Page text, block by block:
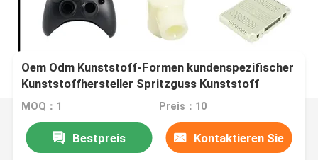
Oem Odm Kunststoff-Formen kundenspezifischer
Kunststoffhersteller Spritzguss Kunststoff
MOQ：1 Preis：10
Bestpreis Kontaktieren Sie